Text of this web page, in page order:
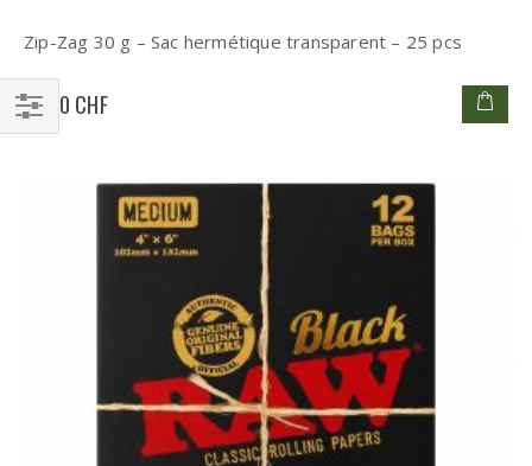
Zip-Zag 30 g – Sac hermétique transparent – 25 pcs
14,90 CHF
Filtrer